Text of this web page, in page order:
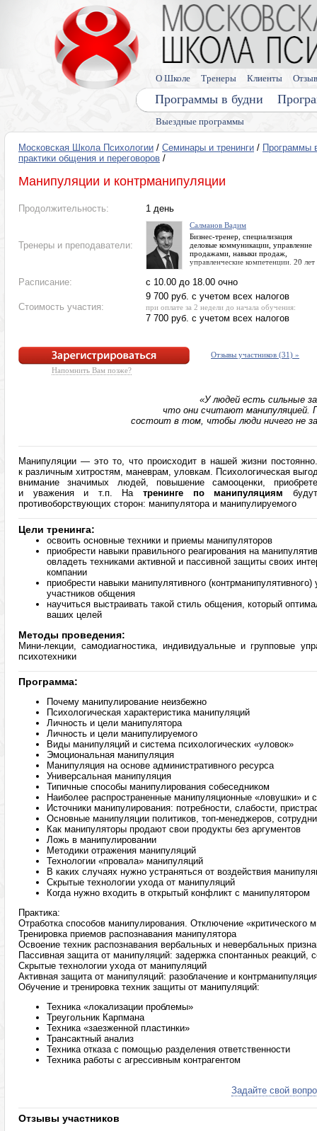
Выездные программы
Программы в будни
О Школе Тренеры Клиенты
Московская Школа Психологии / Семинары и тренинги / Программы
практики общения и переговоров /
Манипуляции и контрманипуляции
Продолжительность: 1 день
Тренеры и преподаватели:
Салманов Вадим
Бизнес-тренер, специализация
деловые коммуникации, управление
продажами, навыки продаж,
управленческие компетенции. 20 лет
Расписание: с 10.00 до 18.00 очно
Стоимость участия:
9 700 руб. c учетом всех налогов
при оплате за 2 недели до начала обучения:
7 700 руб. c учетом всех налогов
Напомнить Вам позже?
Отзывы участников (31) »
«У людей есть сильные
что они считают манипуляцией.
состоит в том, чтобы люди ничего не
Манипуляции — это то, что происходит в нашей жизни
к различным хитростям, маневрам, уловкам. Психологическая
внимание значимых людей, повышение самооценки,
и уважения и т.п. На тренинге по манипуляциям
противоборствующих сторон: манипулятора и манипулируемого
Цели тренинга:
освоить основные техники и приемы манипуляторов
приобрести навыки правильного реагирования на
овладеть техниками активной и пассивной защиты своих
компании
приобрести навыки манипулятивного
участников общения
научиться выстраивать такой стиль общения, который
ваших целей
Методы проведения:
Мини-лекции, самодиагностика, индивидуальные и групповые
психотехники
Программа:
Почему манипулирование неизбежно
Психологическая характеристика манипуляций
Личность и цели манипулятора
Личность и цели манипулируемого
Виды манипуляций и система психологических «уловок»
Эмоциональная манипуляция
Манипуляция на основе административного ресурса
Универсальная манипуляция
Типичные способы манипулирования собеседником
Наиболее распространенные манипуляционные «ловушки» и
Источники манипулирования: потребности, слабости,
Основные манипуляции политиков, топ-менеджеров,
Как манипуляторы продают свои продукты без аргументов
Ложь в манипулировании
Методики отражения манипуляций
Технологии «провала» манипуляций
В каких случаях нужно устраняться от воздействия
Скрытые технологии ухода от манипуляций
Когда нужно входить в открытый конфликт с манипулятором
Практика:
Отработка способов манипулирования. Отключение «критического
Тренировка приемов распознавания манипулятора
Освоение техник распознавания вербальных и невербальных
Пассивная защита от манипуляций: задержка спонтанных реакций,
Скрытые технологии ухода от манипуляций
Активная защита от манипуляций: разоблачение и
Обучение и тренировка техник защиты от манипуляций:
Техника «локализации проблемы»
Треугольник Карпмана
Техника «заезженной пластинки»
Трансактный анализ
Техника отказа с помощью разделения ответственности
Техника работы с агрессивным контрагентом
Задайте свой
Отзывы участников